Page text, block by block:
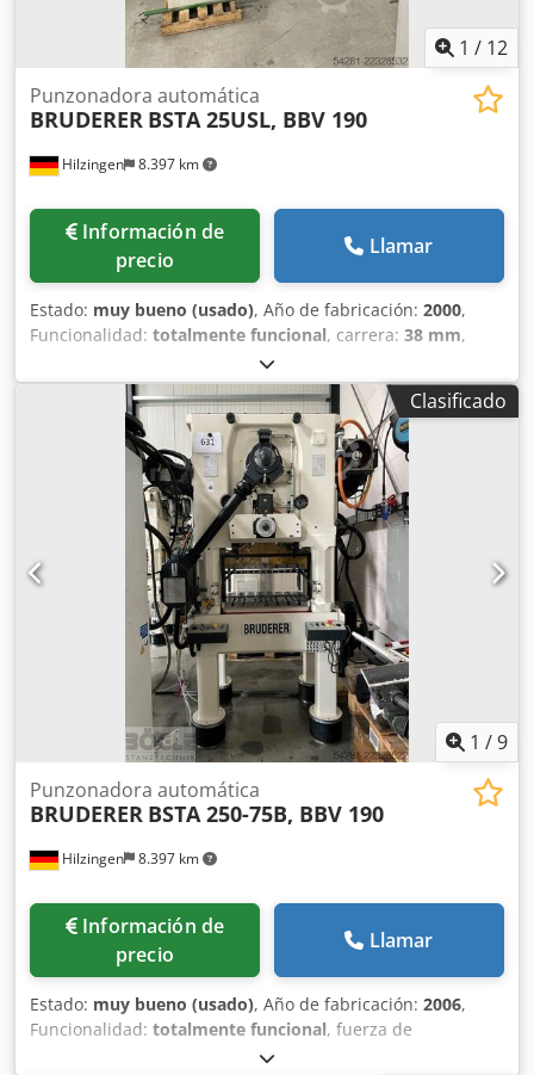
1 / 12
Hilzingen 8.397 km
Punzonadora automática
BRUDERER BSTA 25USL, BBV 190
Información de
precio
Llamar
Estado: muy bueno (usado), Año de fabricación: 2000,
Funcionalidad: totalmente funcional, carrera: 38 mm,
, fuerza de punzonado:
Bruderer BSTA 25USL con BBV 190/85 - Mesa de 750 mm
Dkodpfxezlqhyo Aphor - Carrera ajustable de 13 a 38 mm -
Documentación completa - Cabina insonorizada - Máquina
revisada/reparada, en muy buen estado. ¡Póngase en
contacto con nosotros!
Clasificado
1 /9
Hilzingen 8.397 km
Punzonadora automática
BRUDERER BSTA 250-75B, BBV 190
Información de
precio
Llamar
Estado: muy bueno (usado), Año de fabricación: 2006,
Funcionalidad: totalmente funcional, fuerza de
, Bruderer BSTA 250-75B con BBV 190/85H